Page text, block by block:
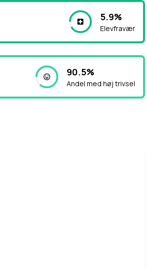
5.9%
Elevfravær
90.5%
Andel med høj trivsel